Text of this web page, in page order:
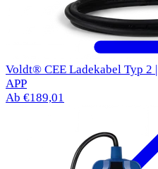
Voldt® CEE Ladekabel Typ 2
APP
Ab €189,01